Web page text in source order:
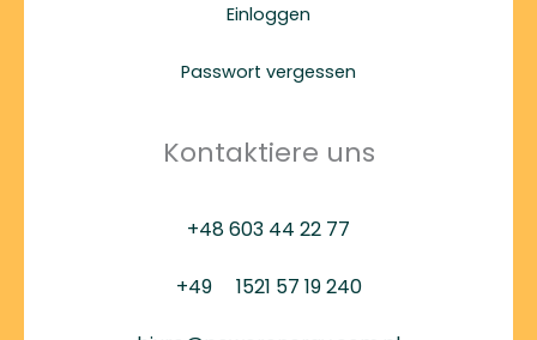
Einloggen
Passwort vergessen
Kontaktiere uns
+48 603 44 22 77
+49 1521 57 19 240